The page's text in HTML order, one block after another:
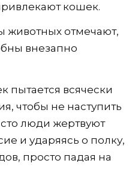
кошек.
животных отмечают,
внезапно
пытается всячески
чтобы не наступить
люди жертвуют
и ударяясь о полку,
просто падая на